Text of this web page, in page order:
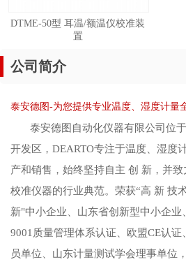
DTME-50型 耳温/额温仪校准装
置
公司简介
泰安德图-为您提供专业温度、湿度计量
泰安德图自动化仪器有限公司位于
开发区，DEARTO专注于温度、湿度
产和销售，始终坚持自主 创 新，并
校准仪器的行业典范。荣获“高 新 技
新"中小企业、山东省创新型中小企业
9001质量管理体系认证、欧盟CE认
员单位、山东计量测试学会理事单位